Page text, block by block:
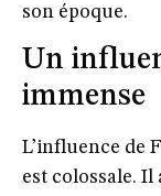
son époque.
Un
immense
L’influence de
est colossale.